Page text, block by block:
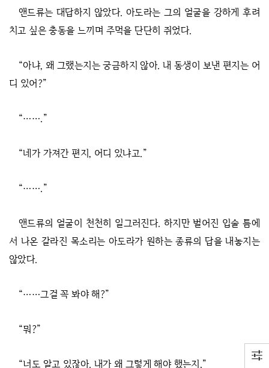
앤드류는 대답하지 않았다. 아도라는 그의 얼굴을 강하게 후려
치고 싶은 충동을 느끼며 주먹을 단단히 쥐었다.
“아냐, 왜 그랬는지는 궁금하지 않아. 내 동생이 보낸 편지는 어
디 있어?”
“…….”
“네가 가져간 편지, 어디 있냐고.”
“…….”
앤드류의 얼굴이 천천히 일그러진다. 하지만 벌어진 입술 틈에
서 나온 갈라진 목소리는 아도라가 원하는 종류의 답을 내놓지는
않았다.
“……그걸 꼭 봐야 해?”
“뭐?”
“너도 알고 있잖아. 내가 왜 그렇게 해야 했는지.”